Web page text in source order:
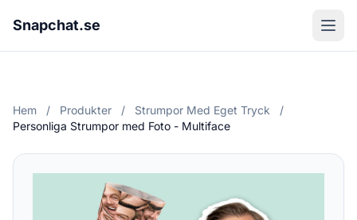
Snapchat.se
Hem / Produkter / Strumpor Med Eget Tryck
/
Personliga Strumpor med Foto - Multiface